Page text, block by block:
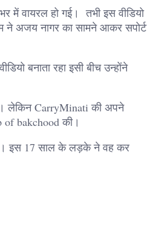
में वायरल हो गई। तभी इस वीडियो
ने अजय नागर का सामने आकर सपोर्ट
बनाता रहा इसी बीच उन्होंने
लेकिन CarryMinati की अपने
bakchood की।
इस 17 साल के लड़के ने वह कर